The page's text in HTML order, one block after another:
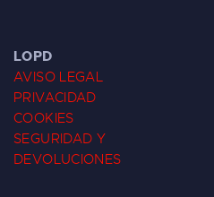
LOPD
AVISO LEGAL
PRIVACIDAD
COOKIES
SEGURIDAD Y
DEVOLUCIONES